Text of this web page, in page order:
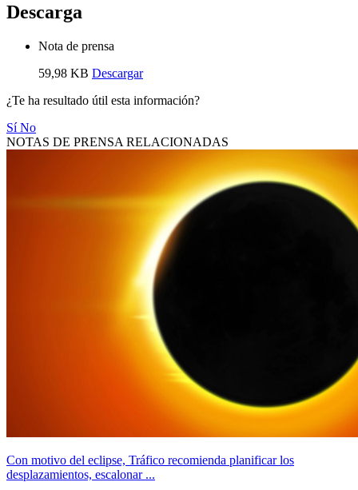
Descarga
Nota de prensa
59,98 KB Descargar
¿Te ha resultado útil esta información?
SíNo
NOTAS DE PRENSA RELACIONADAS
Con motivo del eclipse, Tráfico recomienda planificar los
desplazamientos, escalonar ...